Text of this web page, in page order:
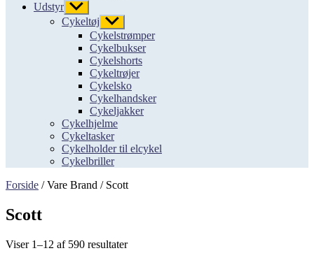
Udstyr Vis
undermenu
Cykeltøj Vis
undermenu
Cykelstrømper
Cykelbukser
Cykelshorts
Cykeltrøjer
Cykelsko
Cykelhandsker
Cykeljakker
Cykelhjelme
Cykeltasker
Cykelholder til elcykel
Cykelbriller
Forside / Vare Brand / Scott
Scott
Viser 1–12 af 590 resultaterSorteret